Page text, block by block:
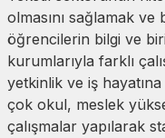
olmasını sağlamak
öğrencilerin bilgi ve
kurumlarıyla farklı
yetkinlik ve iş
çok okul, meslek
çalışmalar yapılarak